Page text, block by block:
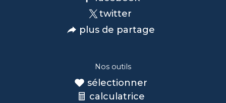
twitter
plus de partage
Nos outils
sélectionner
calculatrice